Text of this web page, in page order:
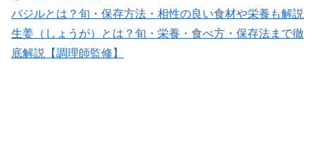
バジルとは？旬・保存方法・相性の良い食材や栄養も解説
生姜（しょうが）とは？旬・栄養・食べ方・保存法まで徹
底解説【調理師監修】